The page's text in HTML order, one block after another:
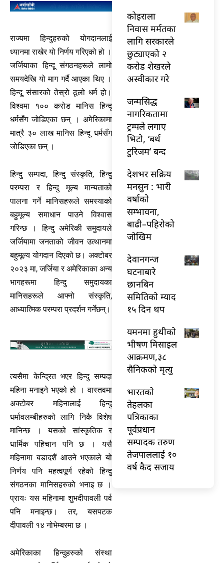
राज्यमा हिन्दुहरुको योगदानलाई
ध्यानमा राखेर यो निर्णय गरिएको हो ।
जर्जियाका हिन्दू संगठनहरूले लामो
समयदेखि यो माग गर्दै आएका थिए ।
हिन्दू संसारको तेस्रो ठूलो धर्म हो।
विश्वमा १०० करोड मानिस हिन्दू
धर्मसँग जोडिएका छन् । अमेरिकामा
मात्रै ३० लाख मानिस हिन्दू धर्मसँग
जोडिएका छन् ।
हिन्दु सम्पदा, हिन्दु संस्कृति, हिन्दु
परम्परा र हिन्दु मूल्य मान्यताको
पालना गर्ने मानिसहरूले समस्याको
बहुमूल्य समाधान पाउने विश्वास
गरिन्छ । हिन्दु अमेरिकी समुदायले
जर्जियामा जनताको जीवन उत्थानमा
बहुमूल्य योगदान दिएको छ। अक्टोबर
२०२३ मा, जर्जिया र अमेरिकाका अन्य
भागहरूमा हिन्दु समुदायका
मानिसहरूले आफ्नो संस्कृति,
आध्यात्मिक परम्परा प्रदर्शन गर्नेछन्।
त्यसैमा केन्द्रित भएर हिन्दु सम्पदा
महिना मनाइने भएको हो । वास्तवमा
अक्टोबर महिनालाई हिन्दु
धर्मावलम्बीहरुको लागि निकै विशेष
मानिन्छ । यसको सांस्कृतिक र
धार्मिक पहिचान पनि छ । यसै
महिनामा बडादशैं आउने भएकाले यो
निर्णय पनि महत्वपूर्ण रहेको हिन्दु
संगठनका मानिसहरुको भनाइ छ ।
प्रायः यस महिनामा शुभदीपावली पर्व
पनि मनाइन्छ। तर, यसपटक
दीपावली १४ नोभेम्बरमा छ ।
अमेरिकाका हिन्दुहरुको संस्था
कोइराला
निवास मर्मतका
लागि सरकारले
छुट्याएको २
करोड शेखरले
अस्वीकार गरे
जन्मसिद्ध
नागरिकतामा
ट्रम्पले लगाए
भिटो, ‘बर्थ
टुरिजम’ बन्द
देशभर सक्रिय
मनसुन : भारी
वर्षाको
सम्भावना,
बाढी–पहिरोको
जोखिम
देवानगन्ज
घटनाबारे
छानबिन
समितिको म्याद
१५ दिन थप
यमनमा हुथीको
भीषण मिसाइल
आक्रमण,३८
सैनिकको मृत्यु
भारतकाे
तेहलका
पत्रिकाका
पूर्वप्रधान
सम्पादक तरुण
तेजपाललाई १०
वर्ष कैद सजाय